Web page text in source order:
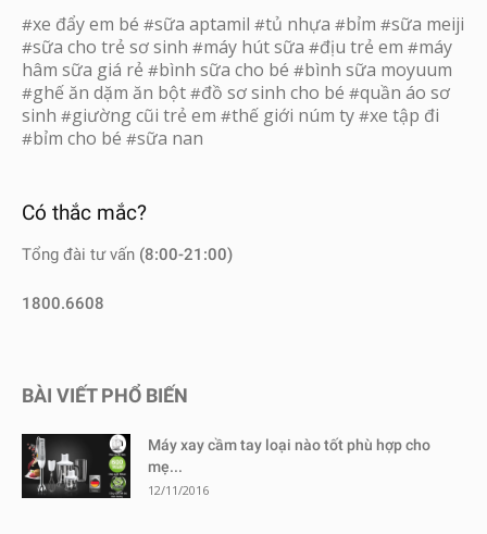
#xe đẩy em bé #sữa aptamil #tủ nhựa #bỉm #sữa meiji
#sữa cho trẻ sơ sinh #máy hút sữa #địu trẻ em #máy
hâm sữa giá rẻ #bình sữa cho bé #bình sữa moyuum
#ghế ăn dặm ăn bột #đồ sơ sinh cho bé #quần áo sơ
sinh #giường cũi trẻ em #thế giới núm ty #xe tập đi
#bỉm cho bé #sữa nan
Có thắc mắc?
Tổng đài tư vấn (8:00-21:00)
1800.6608
BÀI VIẾT PHỔ BIẾN
Máy xay cầm tay loại nào tốt phù hợp cho
mẹ...
12/11/2016